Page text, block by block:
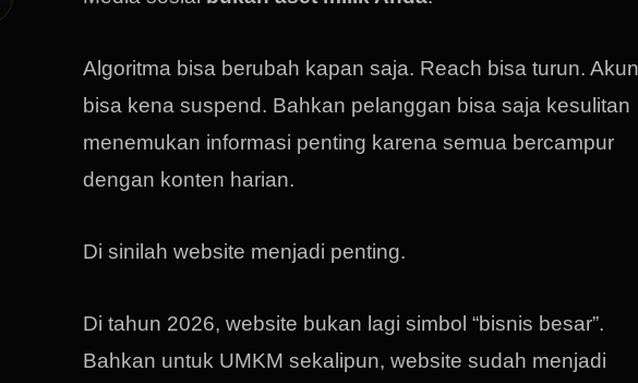
Algoritma bisa berubah kapan saja. Reach bisa turun. Akun
bisa kena suspend. Bahkan pelanggan bisa saja kesulitan
menemukan informasi penting karena semua bercampur
dengan konten harian.
Di sinilah website menjadi penting.
Di tahun 2026, website bukan lagi simbol “bisnis besar”.
Bahkan untuk UMKM sekalipun, website sudah menjadi